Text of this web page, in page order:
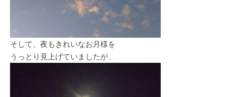
そして、夜もきれいなお月様を
うっとり見上げていましたが、